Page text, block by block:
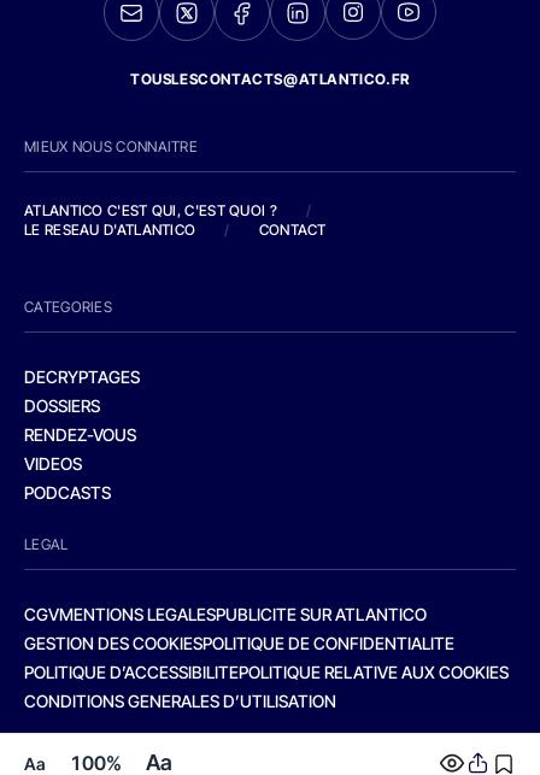
Aa 100% Aa
TOUSLESCONTACTS@ATLANTICO.FR
MIEUX NOUS CONNAITRE
ATLANTICO C'EST QUI, C'EST QUOI ?
/
LE RESEAU D'ATLANTICO
/ CONTACT
CATEGORIES
DECRYPTAGES
DOSSIERS
RENDEZ-VOUS
VIDEOS
PODCASTS
LEGAL
CGVMENTIONS LEGALESPUBLICITE SUR ATLANTICO
GESTION DES COOKIESPOLITIQUE DE CONFIDENTIALITE
POLITIQUE D’ACCESSIBILITEPOLITIQUE RELATIVE AUX COOKIES
CONDITIONS GENERALES D’UTILISATION